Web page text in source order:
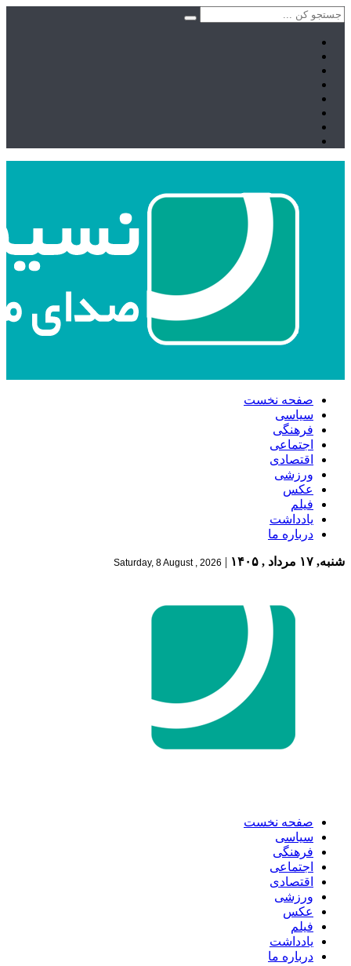
صفحه نخست
سیاسی
فرهنگی
اجتماعی
اقتصادی
ورزشی
عکس
فیلم
یادداشت
درباره ما
شنبه, ۱۷ مرداد , ۱۴۰۵ |
Saturday, 8 August , 2026
صفحه نخست
سیاسی
فرهنگی
اجتماعی
اقتصادی
ورزشی
عکس
فیلم
یادداشت
درباره ما